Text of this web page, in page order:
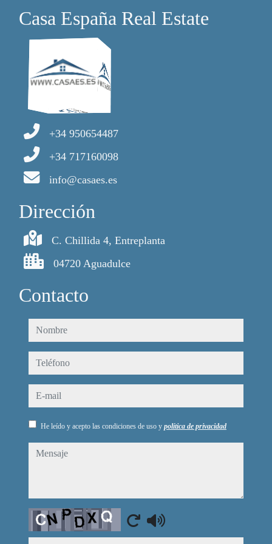
Casa España Real Estate
+34 950654487
+34 717160098
info@casaes.es
Dirección
C. Chillida 4, Entreplanta
04720 Aguadulce
Contacto
nombre
teléfono
e-mail
He leído y acepto las condiciones de uso y política de privacidad
mensaje
Captcha